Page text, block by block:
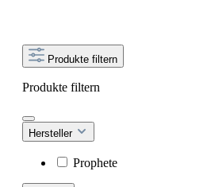
Produkte filtern
Produkte filtern
Hersteller
Prophete